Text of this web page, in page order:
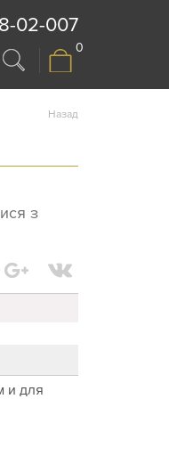
02-007
0
Назад
з
и для